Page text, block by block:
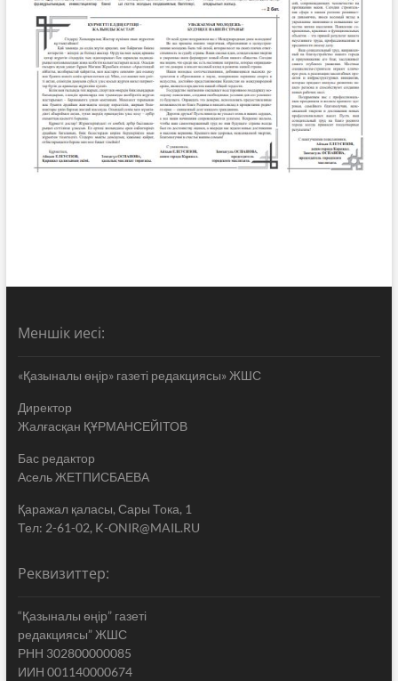
Меншік иесі:
«Қазыналы өңір» газеті редакциясы» ЖШС
Директор
Жалғасқан ҚҰРМАНСЕЙІТОВ
Бас редактор
Асель ЖЕТПИСБАЕВА
Қаражал қаласы, Сары Тока, 1
Тел: 2-61-02, K-ONIR@MAIL.RU
Реквизиттер:
“Қазыналы өңір” газеті
редакциясы” ЖШС
РНН 302800000085
ИИН 001140000674